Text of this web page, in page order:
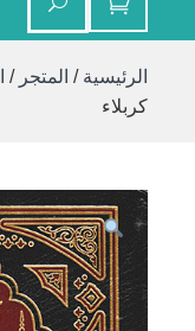
الرئيسية / المتجر /
كربلاء